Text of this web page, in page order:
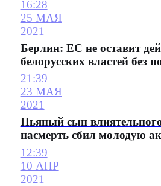
16:28
25 МАЯ
2021
Берлин: ЕС не оставит
белорусских властей без
21:39
23 МАЯ
2021
Пьяный сын
насмерть сбил молодую
12:39
10 АПР
2021